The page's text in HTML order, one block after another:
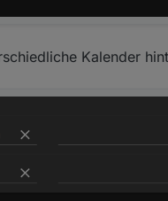
Kalender